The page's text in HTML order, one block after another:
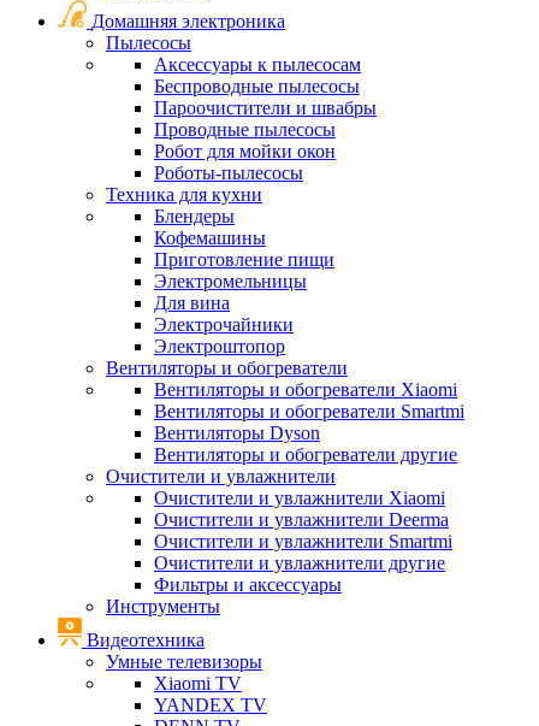
Домашняя электроника
Пылесосы
Аксессуары к пылесосам
Беспроводные пылесосы
Пароочистители и швабры
Проводные пылесосы
Робот для мойки окон
Роботы-пылесосы
Техника для кухни
Блендеры
Кофемашины
Приготовление пищи
Электромельницы
Для вина
Электрочайники
Электроштопор
Вентиляторы и обогреватели
Вентиляторы и обогреватели Xiaomi
Вентиляторы и обогреватели Smartmi
Вентиляторы Dyson
Вентиляторы и обогреватели другие
Очистители и увлажнители
Очистители и увлажнители Xiaomi
Очистители и увлажнители Deerma
Очистители и увлажнители Smartmi
Очистители и увлажнители другие
Фильтры и аксессуары
Инструменты
Видеотехника
Умные телевизоры
Xiaomi TV
YANDEX TV